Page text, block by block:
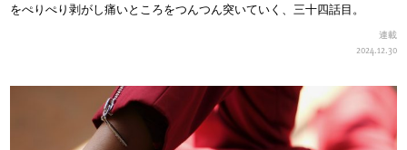
をぺりぺり剥がし痛いところをつんつん突いていく、三十四話目。
連載
2024.12.30